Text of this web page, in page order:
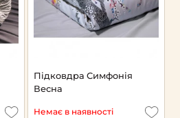
Підковдра Симфонія
Весна
Немає в наявності